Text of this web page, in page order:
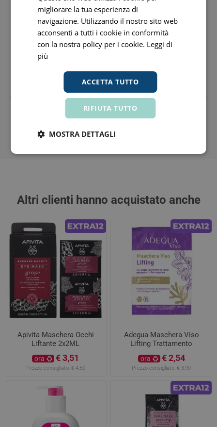
Apivita Sa094280564 www.apivita.com
Distributore Nazionale
Uriage Laboratoires Dermatolog
04628720965 www.labo-
uriage.com
Sede Legale: Via Larga, 2 20122 Milano Mi +3906328034756
Sede Amministrativa: Via Boezio, 6 193 Roma Rm
+390632803478 Fax: +390632803400 Email:
Tutti i prezzi includono l'IVA -Segnala informazioni inesatte
-Informativa
MPN: 974998825 - GTIN: 5201279053710
Altri clienti hanno acquistato anche
Apivita Maschera Occhi
Liftante 2x2ML
ora € 3,51
Prezzo consigliato: € 4,50
Adegua Maschera Viso
Lifting Trattamento
intensivo perfezionante
ora € 2,54
Prezzo consigliato: € 3,90
migliorare la tua esperienza di
navigazione. Utilizzando il nostro sito web
acconsenti a tutti i cookie in conformità
con la nostra policy per i cookie. Leggi di
più
ACCETTA TUTTO
RIFIUTA TUTTO
MOSTRA DETTAGLI